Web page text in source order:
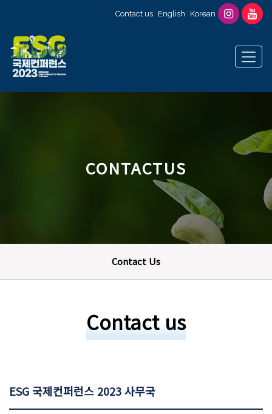
Contact us English Korean
CONTACTUS
Contact Us
Contact us
ESG 국제컨퍼런스 2023 사무국